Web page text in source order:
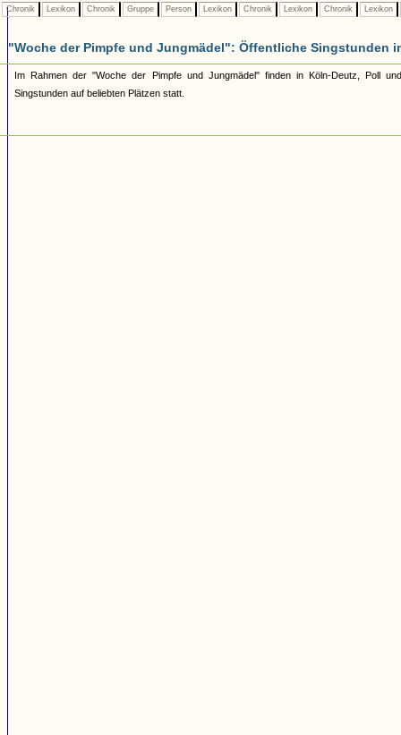
Chronik Lexikon Chronik Gruppe Person Lexikon Chronik Lexikon Chronik Lexikon
"Woche der Pimpfe und Jungmädel": Öffentliche Singstunden
Im Rahmen der "Woche der Pimpfe und Jungmädel" finden in Köln-Deutz, Poll
Singstunden auf beliebten Plätzen statt.